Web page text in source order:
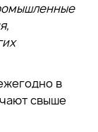
в
свыше